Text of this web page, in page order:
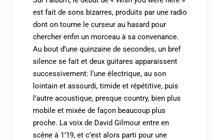
est fait de sons bizarres, produits par une radio
dont on tourne le curseur au hasard pour
chercher enfin un morceau à sa convenance.
Au bout d’une quinzaine de secondes, un bref
silence se fait et deux guitares apparaissent
successivement: l’une électrique, au son
lointain et assourdi, timide et répétitive, puis
l’autre acoustique, presque country, bien plus
mobile et mixée de façon beaucoup plus
proche. La voix de David Gilmour entre en
scène à 1’19, et c’est alors parti pour une